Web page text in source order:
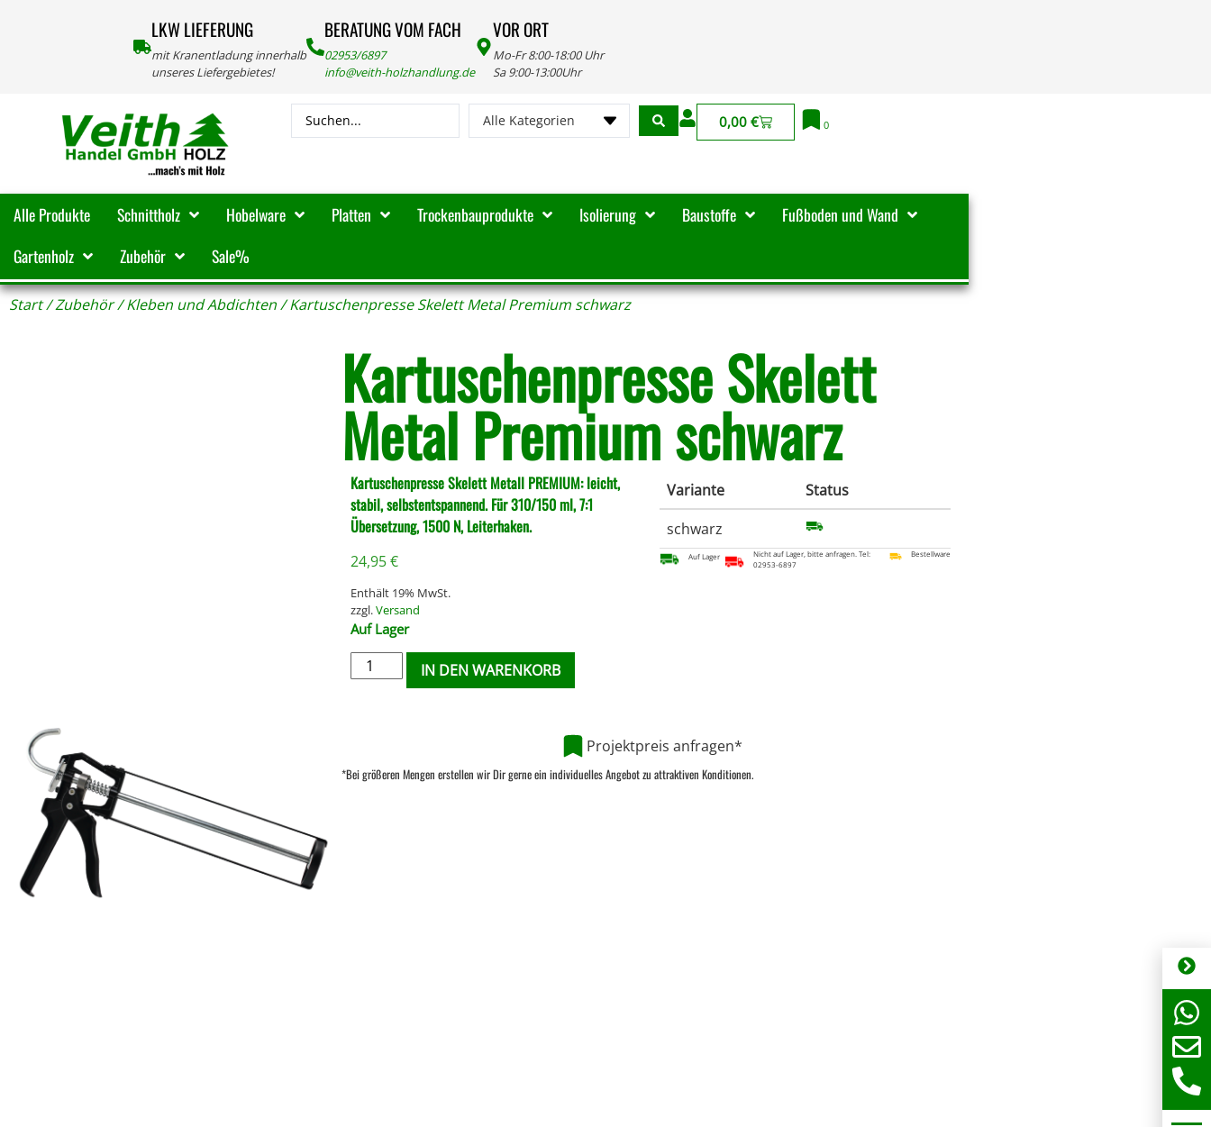
LKW LIEFERUNG
mit Kranentladung innerhalb
unseres Liefergebietes!
BERATUNG VOM FACH
02953/6897
info@veith-holzhandlung.de
VOR ORT
Mo-Fr 8:00-18:00 Uhr
Sa 9:00-13:00Uhr
Alle Kategorien 0,00 € 0
Alle Produkte Schnittholz Hobelware Platten Trockenbauprodukte Isolierung Baustoffe
Fußboden und Wand
Gartenholz
Zubehör Sale%
Start/Zubehör/Kleben und Abdichten/ Kartuschenpresse Skelett Metal Premium schwarz
Kartuschenpresse Skelett
Metal Premium schwarz
Kartuschenpresse Skelett Metall PREMIUM: leicht,
stabil, selbstentspannend. Für 310/150 ml, 7:1
Übersetzung, 1500 N, Leiterhaken.
24,95€
Enthält 19% MwSt.
zzgl.Versand
Auf Lager
IN DEN WARENKORB
Variante
Status
schwarz
Auf Lager
Nicht auf Lager, bitte anfragen. Tel:
02953-6897
Bestellware
Projektpreis anfragen*
*Bei größeren Mengen erstellen wir Dir gerne ein individuelles Angebot zu attraktiven Konditionen.